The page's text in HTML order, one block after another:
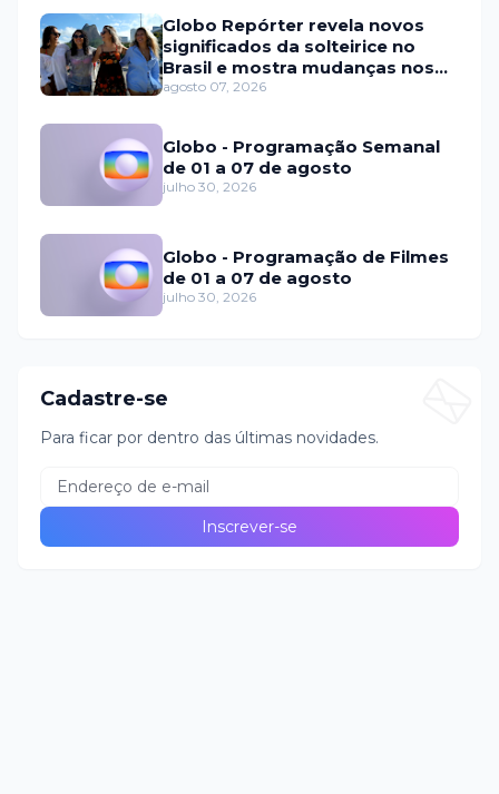
Globo Repórter revela novos
significados da solteirice no
Brasil e mostra mudanças nos
relacionamentos
agosto 07, 2026
Globo - Programação Semanal
de 01 a 07 de agosto
julho 30, 2026
Globo - Programação de Filmes
de 01 a 07 de agosto
julho 30, 2026
Cadastre-se
Para ficar por dentro das últimas novidades.